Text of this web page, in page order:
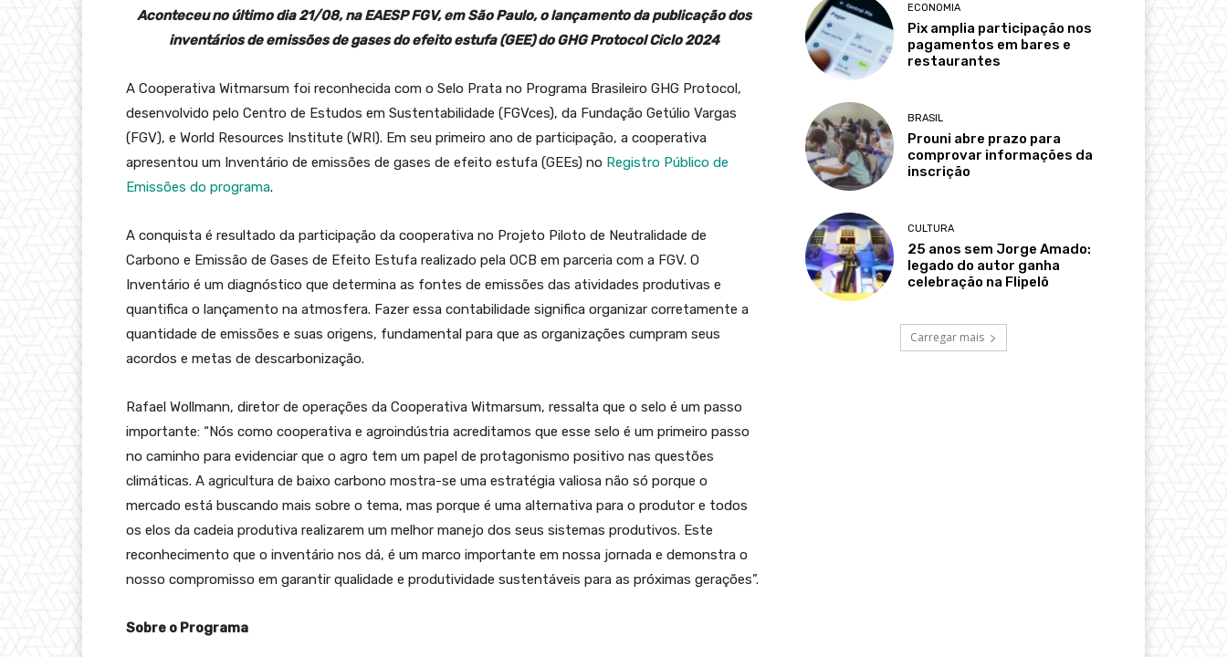
Aconteceu no último dia 21/08, na EAESP FGV, em São Paulo, o lançamento da publicação dos
inventários de emissões de gases do efeito estufa (GEE) do GHG Protocol Ciclo 2024
A Cooperativa Witmarsum foi reconhecida com o Selo Prata no Programa Brasileiro GHG Protocol,
desenvolvido pelo Centro de Estudos em Sustentabilidade (FGVces), da Fundação Getúlio Vargas
(FGV), e World Resources Institute (WRI). Em seu primeiro ano de participação, a cooperativa
apresentou um Inventário de emissões de gases de efeito estufa (GEEs) no Registro Público de
Emissões do programa.
A conquista é resultado da participação da cooperativa no Projeto Piloto de Neutralidade de
Carbono e Emissão de Gases de Efeito Estufa realizado pela OCB em parceria com a FGV. O
Inventário é um diagnóstico que determina as fontes de emissões das atividades produtivas e
quantifica o lançamento na atmosfera. Fazer essa contabilidade significa organizar corretamente a
quantidade de emissões e suas origens, fundamental para que as organizações cumpram seus
acordos e metas de descarbonização.
Rafael Wollmann, diretor de operações da Cooperativa Witmarsum, ressalta que o selo é um passo
importante: “Nós como cooperativa e agroindústria acreditamos que esse selo é um primeiro passo
no caminho para evidenciar que o agro tem um papel de protagonismo positivo nas questões
climáticas. A agricultura de baixo carbono mostra-se uma estratégia valiosa não só porque o
mercado está buscando mais sobre o tema, mas porque é uma alternativa para o produtor e todos
os elos da cadeia produtiva realizarem um melhor manejo dos seus sistemas produtivos. Este
reconhecimento que o inventário nos dá, é um marco importante em nossa jornada e demonstra o
nosso compromisso em garantir qualidade e produtividade sustentáveis para as próximas gerações”.
Sobre o Programa
ECONOMIA
Pix amplia participação nos
pagamentos em bares e
restaurantes
BRASIL
Prouni abre prazo para
comprovar informações da
inscrição
CULTURA
25 anos sem Jorge Amado:
legado do autor ganha
celebração na Flipelô
Carregar mais